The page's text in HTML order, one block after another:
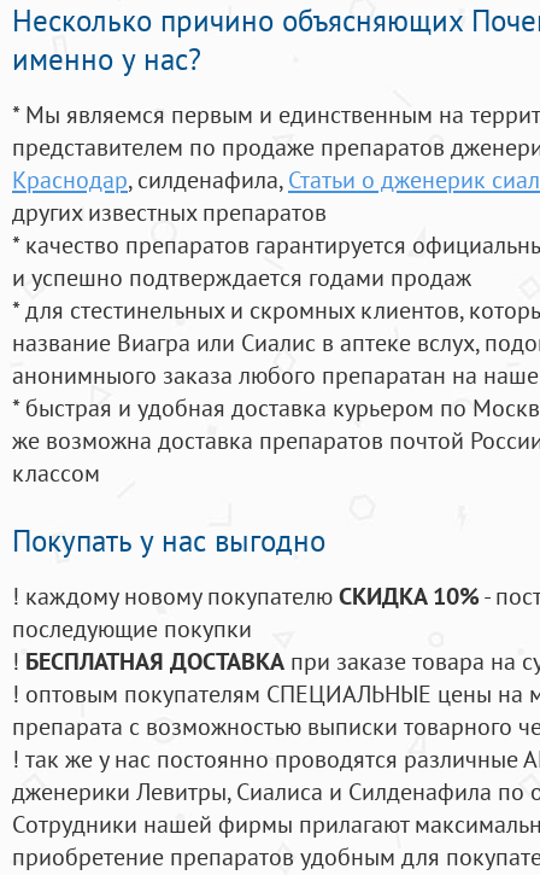
Несколько причино объясняющих
именно у нас?
* Мы являемся первым и единственным на
представителем по продаже препаратов
Краснодар, силденафила, Статьи о дженерик
других известных препаратов
* качество препаратов гарантируется
и успешно подтверждается годами продаж
* для стестинельных и скромных клиентов,
название Виагра или Сиалис в аптеке вслух,
анонимныого заказа любого препаратан на
* быстрая и удобная доставка курьером по
же возможна доставка препаратов почтой
классом
Покупать у нас выгодно
! каждому новому покупателюСКИДКА 10%-
последующие покупки
! БЕСПЛАТНАЯ ДОСТАВКА при заказе товара на
! оптовым покупателям СПЕЦИАЛЬНЫЕ цены на
препарата с возможностью выписки товарного
! так же у нас постоянно проводятся
дженерики Левитры, Сиалиса и Силденафила по
Cотрудники нашей фирмы прилагают
приобретение препаратов удобным для